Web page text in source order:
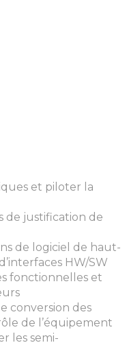
et piloter la
de justification de
de logiciel de haut-
HW/SW
fonctionnelles et
conversion des
de l’équipement
les semi-